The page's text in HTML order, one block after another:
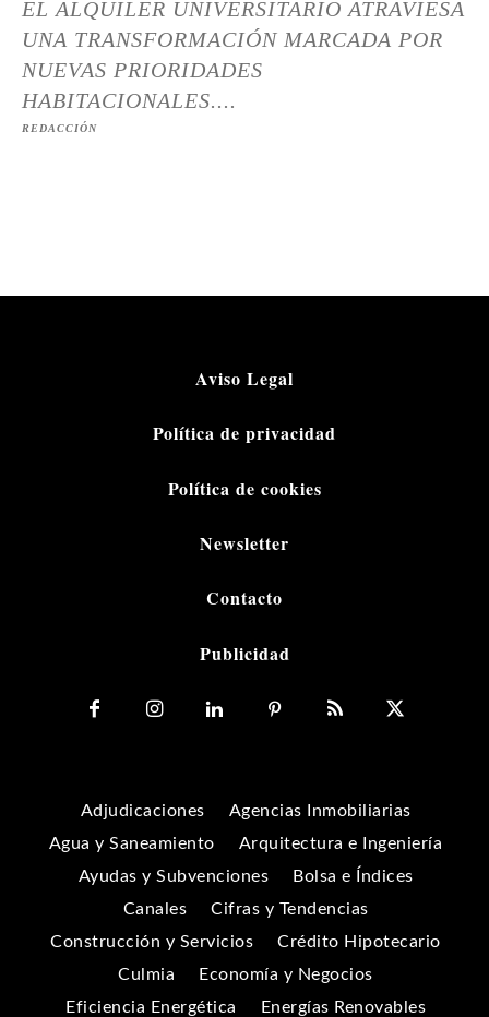
EL ALQUILER UNIVERSITARIO ATRAVIESA
UNA TRANSFORMACIÓN MARCADA POR
NUEVAS PRIORIDADES
HABITACIONALES....
REDACCIÓN
Aviso Legal
Política de privacidad
Política de cookies
Newsletter
Contacto
Publicidad
Adjudicaciones
Agencias Inmobiliarias
Agua y Saneamiento
Arquitectura e Ingeniería
Ayudas y Subvenciones
Bolsa e Índices
Canales
Cifras y Tendencias
Construcción y Servicios
Crédito Hipotecario
Culmia
Economía y Negocios
Eficiencia Energética
Energías Renovables